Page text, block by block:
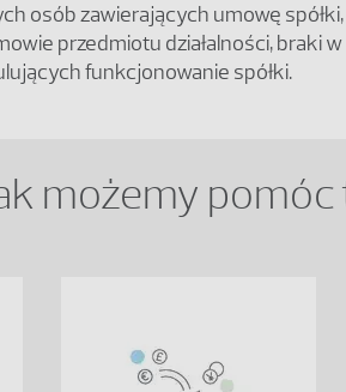
osób zawierających umowę
przedmiotu działalności, braki
funkcjonowanie spółki.
możemy